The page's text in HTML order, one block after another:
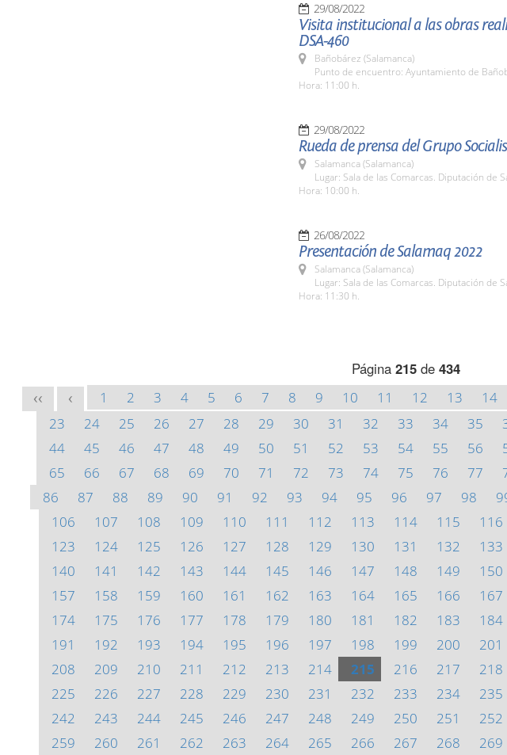
29/08/2022
Visita institucional a las obras
DSA-460
Bañobárez (Salamanca)
Punto de encuentro: Ayuntamiento de
Hora: 11:00 h.
29/08/2022
Rueda de prensa del Grupo
Salamanca (Salamanca)
Lugar: Sala de las Comarcas. Diputación de
Hora: 10:00 h.
26/08/2022
Presentación de Salamaq 2022
Salamanca (Salamanca)
Lugar: Sala de las Comarcas. Diputación de
Hora: 11:30 h.
Página 215de 434
<< < 1 2 3 4 5 6 7 8 9 10 11 12 13 14
23
24 25 26 27 28 29 30 31 32 33 34 35
44
45 46 47 48 49 50 51 52 53 54 55 56
65
66 67 68 69 70 71 72 73 74 75 76 77
86
87 88 89 90 91 92 93 94 95 96 97 98
106
107 108 109 110 111 112 113 114 115 116
123
124 125 126 127 128 129 130 131 132 133
140
141 142 143 144 145 146 147 148 149 150
157
158 159 160 161 162 163 164 165 166 167
174
175 176 177 178 179 180 181 182 183 184
191
192 193 194 195 196 197 198 199 200 201
208
209 210 211 212 213 214 215 216 217 218
225
226 227 228 229 230 231 232 233 234 235
242
243 244 245 246 247 248 249 250 251 252
259
260 261 262 263 264 265 266 267 268 269